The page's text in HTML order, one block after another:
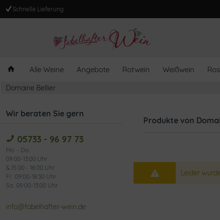
Schnelle Lieferung
Alle Weine Angebote Rotwein Weißwein
Domaine Bellier
Wir beraten Sie gern
05733 - 96 97 73
Mo. - Do.:
09:00-13:00 Uhr
& 15:00 - 18:00 Uhr
Fr.: 09:00-18:30 Uhr
Sa.: 09:00-13:00 Uhr
info@fabelhafter-wein.de
Produkte von
Leider